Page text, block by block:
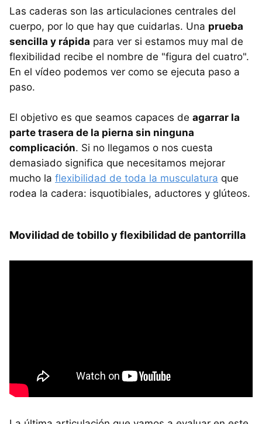
Las caderas son las articulaciones centrales del
cuerpo, por lo que hay que cuidarlas. Una prueba
sencilla y rápida para ver si estamos muy mal de
flexibilidad recibe el nombre de "figura del cuatro".
En el vídeo podemos ver como se ejecuta paso a
paso.
El objetivo es que seamos capaces de agarrar la
parte trasera de la pierna sin ninguna
complicación. Si no llegamos o nos cuesta
demasiado significa que necesitamos mejorar
mucho la flexibilidad de toda la musculatura que
rodea la cadera: isquotibiales, aductores y glúteos.
Movilidad de tobillo y flexibilidad de pantorrilla